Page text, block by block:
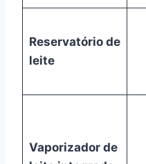
Reservatório de
leite
Vaporizador de